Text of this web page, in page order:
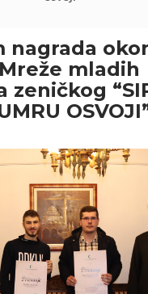
nagrada
mladih
zeničkog